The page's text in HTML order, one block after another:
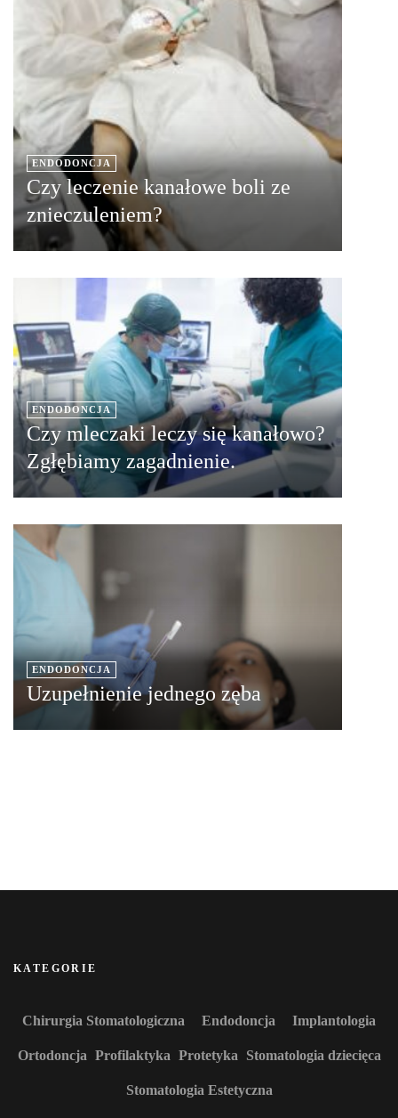
ENDODONCJA
Czy leczenie kanałowe boli ze
znieczuleniem?
ENDODONCJA
Czy mleczaki leczy się kanałowo?
Zgłębiamy zagadnienie.
ENDODONCJA
Uzupełnienie jednego zęba
KATEGORIE
Chirurgia Stomatologiczna Endodoncja Implantologia
Ortodoncja Profilaktyka Protetyka Stomatologia dziecięca
Stomatologia Estetyczna